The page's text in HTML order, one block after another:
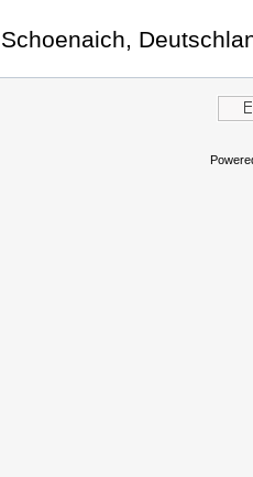
Schoenaich,